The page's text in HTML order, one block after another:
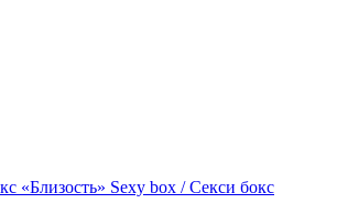
«Близость» Sexy box / Секси бокс